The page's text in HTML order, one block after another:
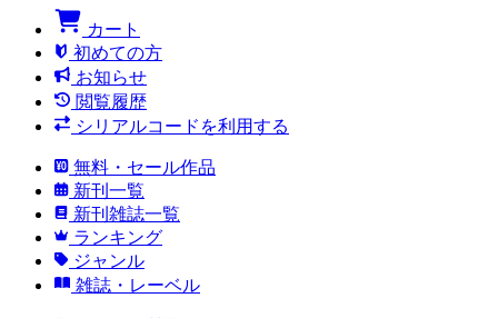
カート
初めての方
お知らせ
閲覧履歴
シリアルコードを利用する
無料・セール作品
新刊一覧
新刊雑誌一覧
ランキング
ジャンル
雑誌・レーベル